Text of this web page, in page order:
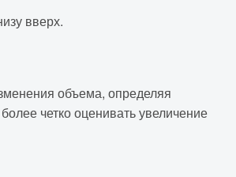
вверх.
объема, определяя
четко оценивать увеличение